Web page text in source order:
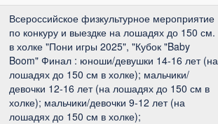
Всероссийское физкультурное мероприятие
по конкуру и выездке на лошадях до 150 см.
в холке "Пони игры 2025", "Кубок "Baby
Boom" Финал : юноши/девушки 14-16 лет (на
лошадях до 150 см в холке); мальчики/
девочки 12-16 лет (на лошадях до 150 см в
холке); мальчики/девочки 9-12 лет (на
лошадях до 150 см в холке);